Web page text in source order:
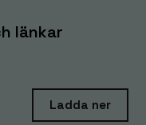
länkar
Ladda ner